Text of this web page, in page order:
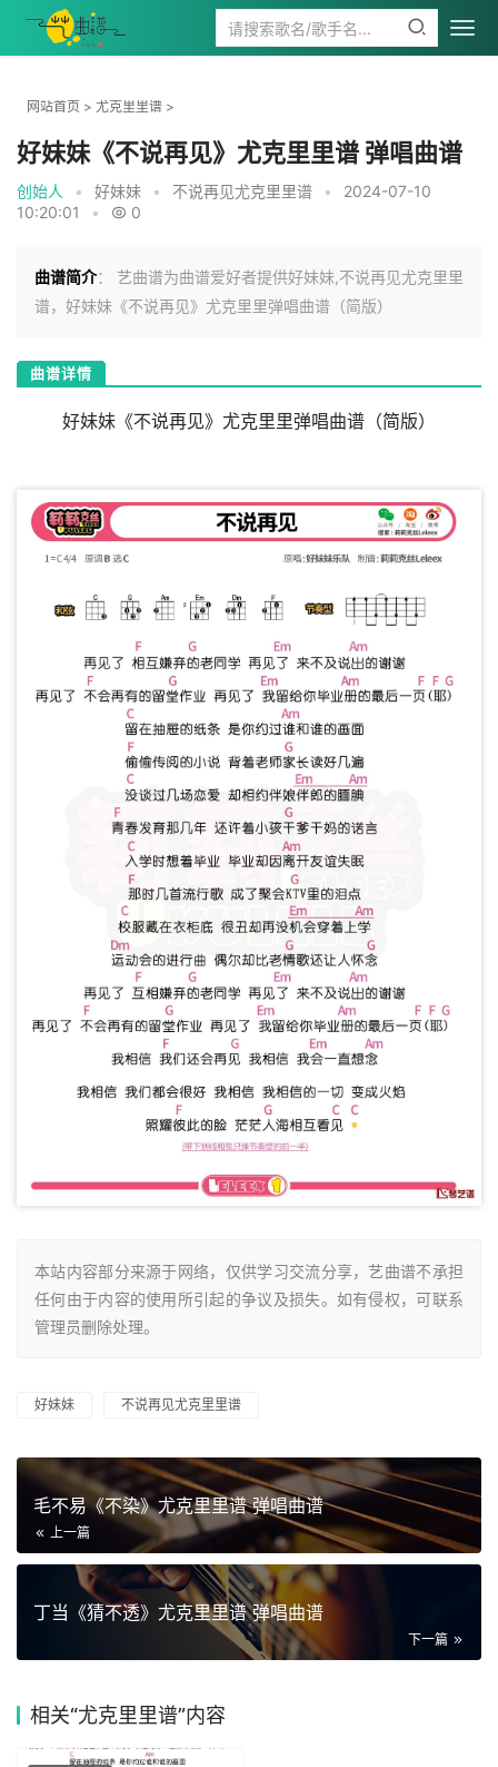
网站首页 > 尤克里里谱 >
好妹妹《不说再见》尤克里里谱 弹唱曲谱
创始人 • 好妹妹 • 不说再见尤克里里谱 •
2024-07-10
10:20:01
• 0
曲谱简介： 艺曲谱为曲谱爱好者提供好妹妹,不说再见尤克里里
谱，好妹妹《不说再见》尤克里里弹唱曲谱（简版）
曲谱详情
好妹妹《不说再见》尤克里里弹唱曲谱（简版）
本站内容部分来源于网络，仅供学习交流分享，艺曲谱不承担
任何由于内容的使用所引起的争议及损失。如有侵权，可联系
管理员删除处理。
好妹妹 不说再见尤克里里谱
毛不易《不染》尤克里里谱 弹唱曲谱
上一篇
丁当《猜不透》尤克里里谱 弹唱曲谱
下一篇
相关“尤克里里谱”内容